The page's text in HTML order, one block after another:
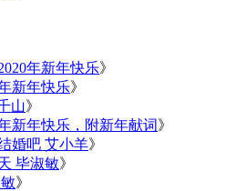
年新年快乐》
新年快乐》
山》
新年快乐，附新年献词》
婚吧 艾小羊》
毕淑敏》
》